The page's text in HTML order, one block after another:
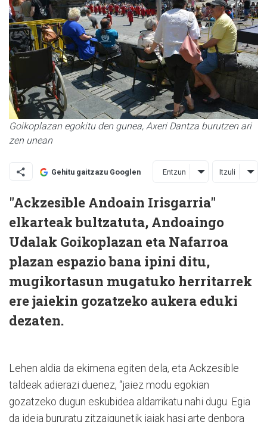
Goikoplazan egokitu den gunea, Axeri Dantza burutzen ari
zen unean
Gehitu gaitzazu Googlen Entzun Itzuli
"Ackzesible Andoain Irisgarria"
elkarteak bultzatuta, Andoaingo
Udalak Goikoplazan eta Nafarroa
plazan espazio bana ipini ditu,
mugikortasun mugatuko herritarrek
ere jaiekin gozatzeko aukera eduki
dezaten.
Lehen aldia da ekimena egiten dela, eta Ackzesible
taldeak adierazi duenez, “jaiez modu egokian
gozatzeko dugun eskubidea aldarrikatu nahi dugu. Egia
da ideia bururatu zitzaigunetik jaiak hasi arte denbora